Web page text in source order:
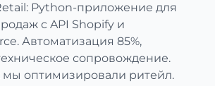
Python-приложение для
с API Shopify и
Автоматизация 85%,
сопровождение.
мы оптимизировали ритейл.